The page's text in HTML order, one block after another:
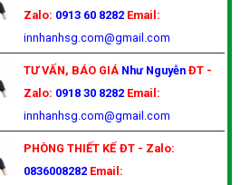
Zalo: 0913 60 8282 Email:
innhanhsg.com@gmail.com
TƯ VẤN, BÁO GIÁ Như Nguyễn ĐT -
Zalo: 0918 30 8282 Email:
innhanhsg.com@gmail.com
PHÒNG THIẾT KẾ ĐT - Zalo:
0836008282 Email: